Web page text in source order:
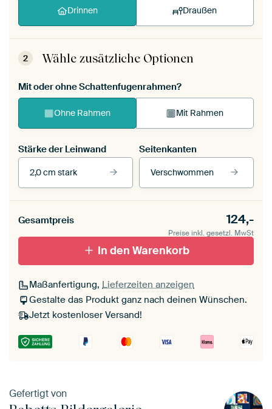
Drinnen Draußen
2 Wähle zusätzliche Optionen
Mit oder ohne Schattenfugenrahmen?
Ohne Rahmen Mit Rahmen
Stärke der Leinwand
2,0 cm stark
Seitenkanten
Verschwommen
Mit Schattenfugenrahmen,
schwarz
Mit Schattenfugenrahmen,
weiß
Leinwand für
Seitenkanten
Gesamtpreis 124,-
Preise inkl. gesetzl. MwSt
In den Warenkorb
Maßanfertigung, Lieferzeiten anzeigen
Gestalte das Produkt ganz nach deinen Wünschen.
Jetzt kostenloser Versand!
Gefertigt von